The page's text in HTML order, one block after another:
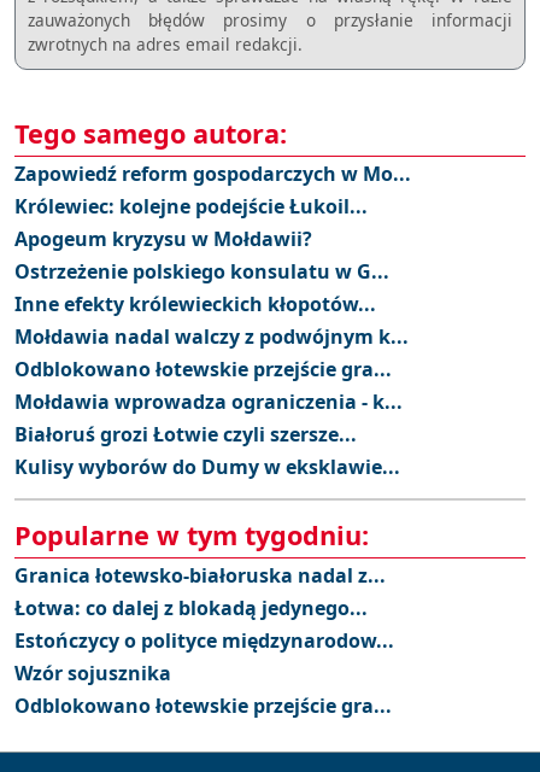
zauważonych błędów prosimy o przysłanie informacji
zwrotnych na adres email redakcji.
Tego samego autora:
Zapowiedź reform gospodarczych w Mo...
Królewiec: kolejne podejście Łukoil...
Apogeum kryzysu w Mołdawii?
Ostrzeżenie polskiego konsulatu w G...
Inne efekty królewieckich kłopotów...
Mołdawia nadal walczy z podwójnym k...
Odblokowano łotewskie przejście gra...
Mołdawia wprowadza ograniczenia - k...
Białoruś grozi Łotwie czyli szersze...
Kulisy wyborów do Dumy w eksklawie...
Popularne w tym tygodniu:
Granica łotewsko-białoruska nadal z...
Łotwa: co dalej z blokadą jedynego...
Estończycy o polityce międzynarodow...
Wzór sojusznika
Odblokowano łotewskie przejście gra...